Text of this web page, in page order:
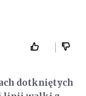
dotkniętych